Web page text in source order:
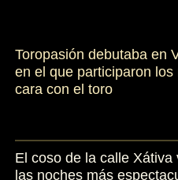
Toropasión debutaba en
en el que participaron
cara con el toro
El coso de la calle Xátiva
las noches más